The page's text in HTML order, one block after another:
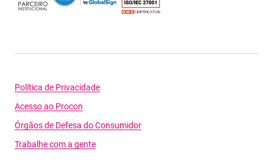
Política de Privacidade
Acesso ao Procon
Órgãos de Defesa do Consumidor
Trabalhe com a gente